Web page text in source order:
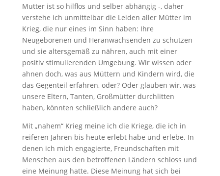
Mutter ist so hilflos und selber abhängig -, daher
verstehe ich unmittelbar die Leiden aller Mütter im
Krieg, die nur eines im Sinn haben: Ihre
Neugeborenen und Heranwachsenden zu schützen
und sie altersgemäß zu nähren, auch mit einer
positiv stimulierenden Umgebung. Wir wissen oder
ahnen doch, was aus Müttern und Kindern wird, die
das Gegenteil erfahren, oder? Oder glauben wir, was
unsere Eltern, Tanten, Großmütter durchlitten
haben, könnten schließlich andere auch?
Mit „nahem“ Krieg meine ich die Kriege, die ich in
reiferen Jahren bis heute erlebt habe und erlebe. In
denen ich mich engagierte, Freundschaften mit
Menschen aus den betroffenen Ländern schloss und
eine Meinung hatte. Diese Meinung hat sich bei